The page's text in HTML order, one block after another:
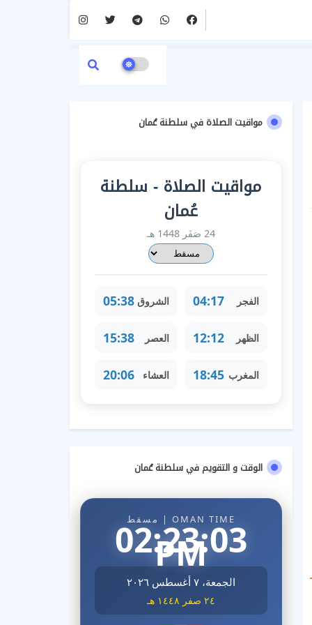
مواقيت الصلاة في سلطنة عُمان
مواقيت الصلاة - سلطنة
عُمان
24 صَفَر 1448 هـ
الفجر 04:17 الشروق 05:38
الظهر 12:12 العصر 15:38
المغرب 18:45 العشاء 20:06
الوقت و التقويم في سلطنة عُمان
OMAN TIME | مسقط
02:23:04
PM
الجمعة، ٧ أغسطس ٢٠٢٦
٢٤ صفر ١٤٤٨ هـ